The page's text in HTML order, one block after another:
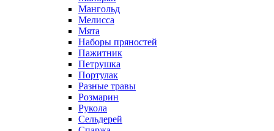
Мангольд
Мелисса
Мята
Наборы пряностей
Пажитник
Петрушка
Портулак
Разные травы
Розмарин
Рукола
Сельдерей